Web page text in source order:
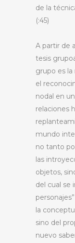
de la
(:45)
A partir de
tesis
grupo es
el
nodal en
relaciones
mundo
no tanto
las
objetos,
del cual se
la
sino del
nuevo